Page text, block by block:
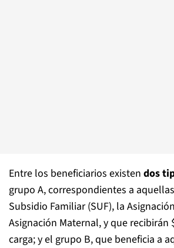
Entre los beneficiarios existen dos
grupo A, correspondientes a
Subsidio Familiar (SUF), la
Asignación Maternal, y que recibirán
carga; y el grupo B, que beneficia a